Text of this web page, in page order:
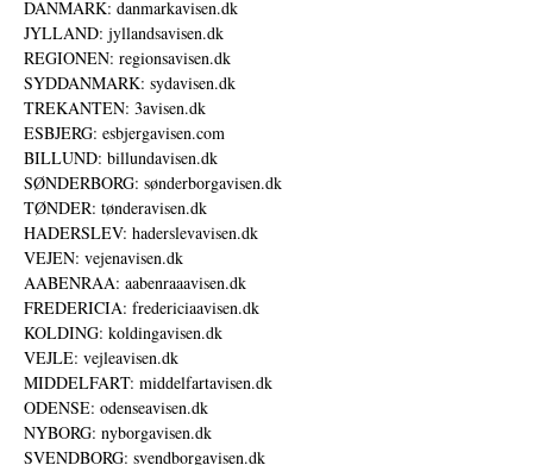
DANMARK: danmarkavisen.dk
JYLLAND: jyllandsavisen.dk
REGIONEN: regionsavisen.dk
SYDDANMARK: sydavisen.dk
TREKANTEN: 3avisen.dk
ESBJERG: esbjergavisen.com
BILLUND: billundavisen.dk
SØNDERBORG: sønderborgavisen.dk
TØNDER: tønderavisen.dk
HADERSLEV: haderslevavisen.dk
VEJEN: vejenavisen.dk
AABENRAA: aabenraaavisen.dk
FREDERICIA: fredericiaavisen.dk
KOLDING: koldingavisen.dk
VEJLE: vejleavisen.dk
MIDDELFART: middelfartavisen.dk
ODENSE: odenseavisen.dk
NYBORG: nyborgavisen.dk
SVENDBORG: svendborgavisen.dk